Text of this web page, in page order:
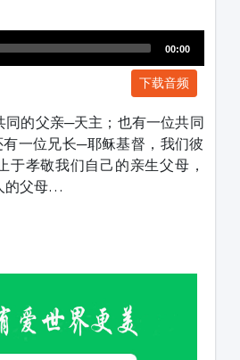
00:00
下载音频
同的父亲─天主；也有一位共同
一位兄长─耶稣基督，我们彼
于孝敬我们自己的亲生父母，
的父母…